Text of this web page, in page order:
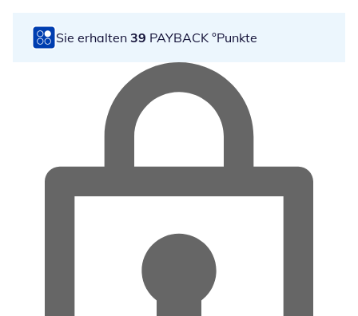
Sie erhalten 39 PAYBACK °Punkte